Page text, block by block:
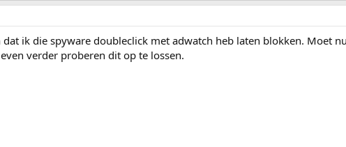
dat ik die spyware doubleclick met adwatch heb laten blokken. Moet
verder proberen dit op te lossen.